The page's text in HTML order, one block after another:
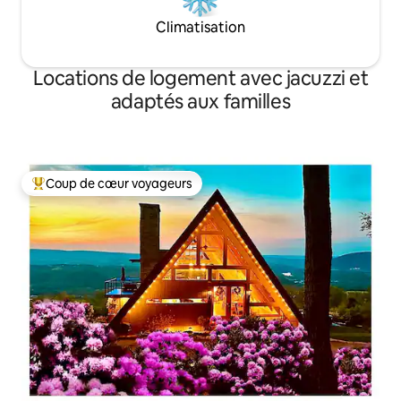
Climatisation
Locations de logement avec jacuzzi et
adaptés aux familles
Coups de cœur voyageurs les plus appréciés
Coup de cœur voyageurs